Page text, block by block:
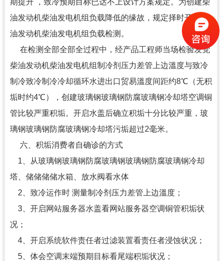
期提升 ，致冷预期目标已达不上设计方案规定。为创建柴
油发动机柴油发电机组负载降低的缘故，规定择时开展柴
油发动机柴油发电机组负载检测。
在检测全部全部全过程中，经产品工程师当场检验发觉
柴油发动机柴油发电机组制冷剂压力差管上边溫度与致冷
制冷致冷制冷冷却循环水进出口贸易溫度间距约8℃（无积
垢时约4℃），创建玻璃钢玻璃钢防腐玻璃钢冷却塔空调铜
管比较严重积垢。开启水盖后确立积垢十分比较严重，玻
璃钢玻璃钢防腐玻璃钢冷却塔污垢超过2毫米。
六、积垢消费者自确诊的方式
1、从玻璃钢玻璃钢防腐玻璃钢玻璃钢防腐玻璃钢冷却
塔、储储储储水箱、放水阀看水体
2、致冷运作时 测量制冷剂压力差管上边溫度；
3、开启网站服务器水盖看网站服务器空调铜管积垢状
况；
4、开启系统软件责任者过滤装置看责任者浸蚀状况；
5、体会空调末端预期目标看尾端积垢状况；